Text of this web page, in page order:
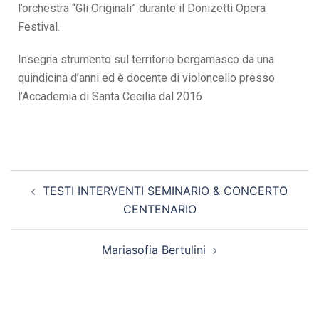
l’orchestra “Gli Originali” durante il Donizetti Opera
Festival.
Insegna strumento sul territorio bergamasco da una
quindicina d’anni ed è docente di violoncello presso
l’Accademia di Santa Cecilia dal 2016.
TESTI INTERVENTI SEMINARIO & CONCERTO
CENTENARIO
Mariasofia Bertulini